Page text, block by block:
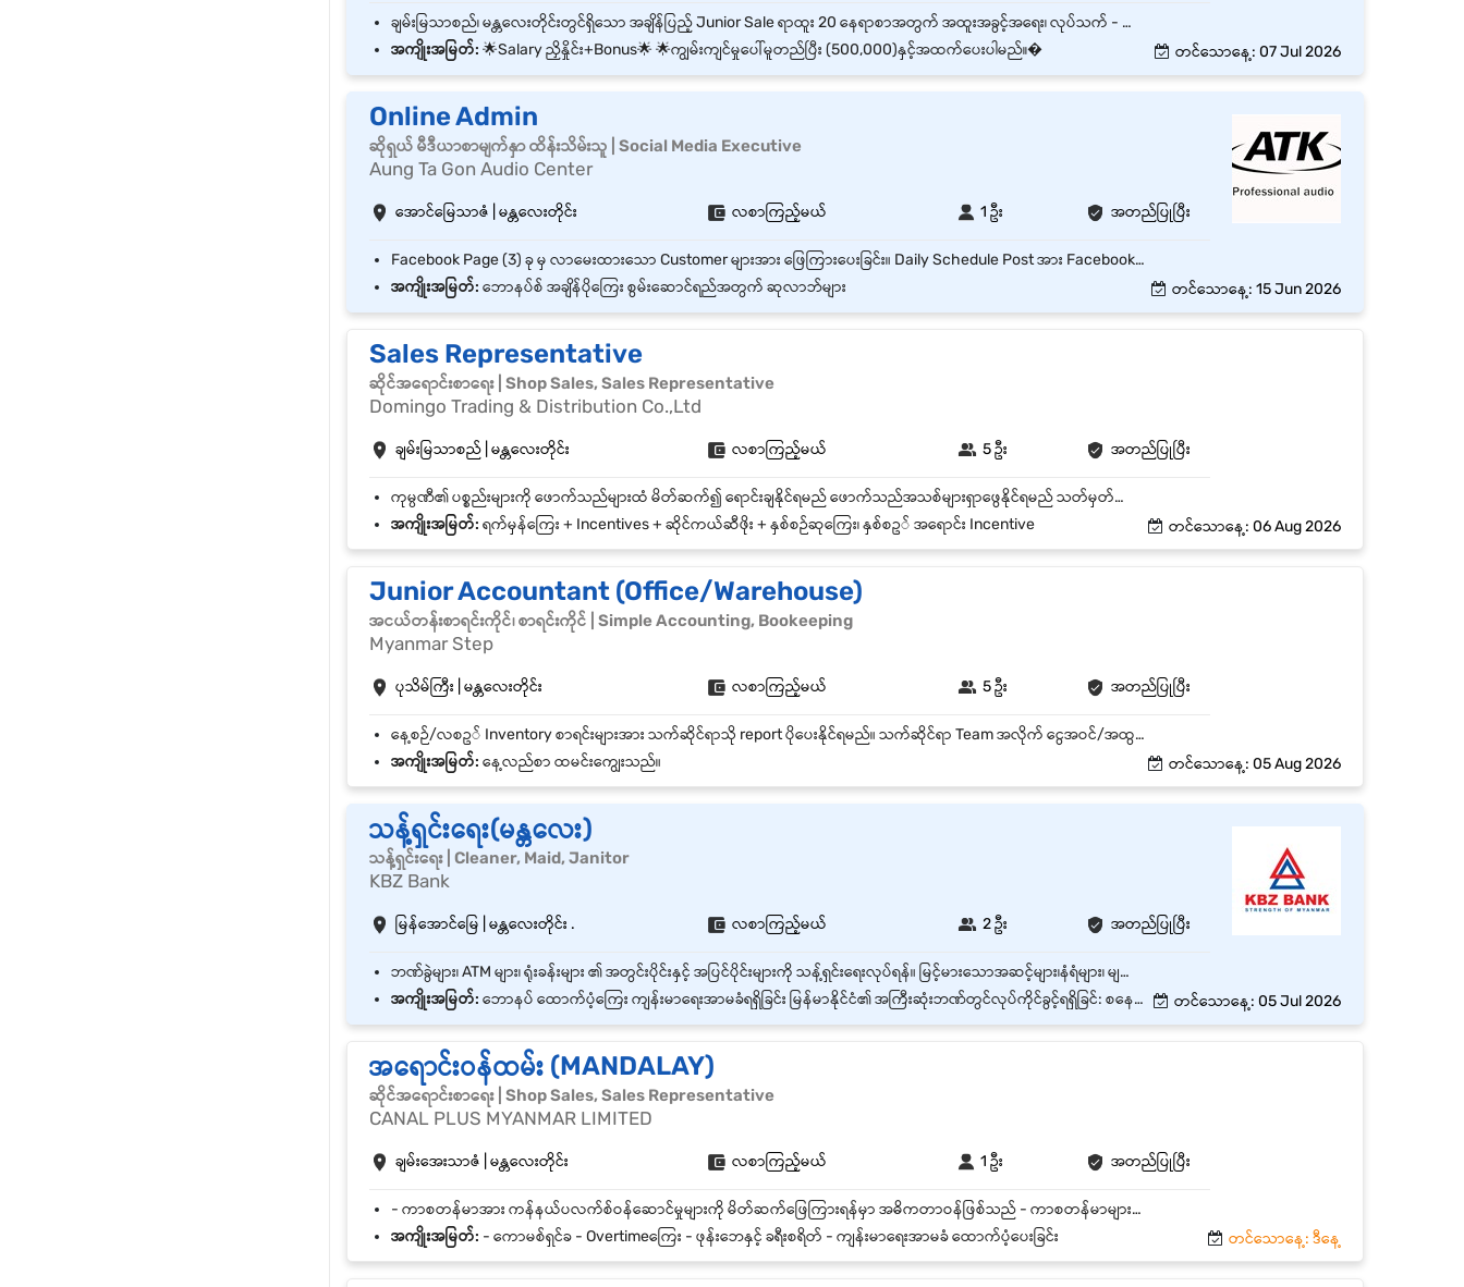
ချမ်းမြသာစည်၊ မန္တလေးတိုင်းတွင်ရှိသော အချိန်ပြည့် Junior Sale ရာထူး 20 နေရာစာအတွက် အထူးအခွင့်အရေး၊ လုပ်သက် - အတွေ့အကြုံရှိ နှင့် လစဉ် လစာကောင်းကောင်းပေးမည်။ Mobile Phone အကြောင်း စိတ်ဝင်စားသူဖြစ်ရမည်။ ဖောက်သည်သစ်များပြုစုပျိုးထောင်ခြင်းနှင့် ဖောက်သည်ဟောင်းများကို ထိန်းသိမ်းခြင်းအတွက် တာဝန်ယူရမည်။ ခေါင်းဆောင်မှပေးအပ်သော တာဝန်များကို ပြီးမြောက်အောင် ဆောင်ရွက်နိုင်ရမည် Social App (Facebook,Viber,Tiktok,…)ကျွမ်းကျင်စွာအသုံးပြုတတ်ရမည်။ Orderများလက်ခံရမည်။ Customer များနှင့် အဆင်ပြေစွာ ဆက်ဆံတတ်ရမည်။ပေါင်းသင်းဆက်ဆံရေးကောင်းမွန်သူဖြစ်ရမည်။
အကျိုးအမြတ်: 🌟Salary ညှိနှိုင်း+Bonus🌟 🌟ကျွမ်းကျင်မှုပေါ်မူတည်ပြီး (500,000)နှင့်အထက်ပေးပါမည်၊၊� တင်သောနေ့: 07 Jul 2026
Online Admin
ဆိုရှယ် မီဒီယာစာမျက်နှာ ထိန်းသိမ်းသူ | Social Media Executive
Aung Ta Gon Audio Center
အောင်မြေသာဇံ | မန္တလေးတိုင်း လစာကြည့်မယ် 1 ဦး အတည်ပြုပြီး
Facebook Page (3) ခု မှ လာမေးထားသော Customer များအား ဖြေကြားပေးခြင်း။ Daily Schedule Post အား Facebook Page (3) ခု တွင် တင်ခြင်း။ ဝယ်ယူ အားပေးထားသော အရောင်းပုံများအား Aung Ta Gon Group တွင် တင်ခြင်း။ Tiktok အတွက် Content Video ရိုက်ကူးရာတွင် ကူညီပေးခြင်း။ ရိုက်ကူးထားသော Video အား Edit ၍ Tiktok တွင် တင်ခြင်း။ Youtube Channel အတွက် Video ရိုက်ကူးရာတွင်ကူညီရိုက်ကူးပေးခြင်း။ Model အသစ်ရောက်လာသော Product များအား ဓာတ်ပုံ ရိုက်၍ Website တွင် တင်ခြင်း။ နေ့စဉ် Chatbox မှ မေးထားသော Customer List အား မှတ်တမ်းယူ Report ရေးခြင်း။
အကျိုးအမြတ်: ဘောနပ်စ် အချိန်ပိုကြေး စွမ်းဆောင်ရည်အတွက် ဆုလာဘ်များ တင်သောနေ့: 15 Jun 2026
Sales Representative
ဆိုင်အရောင်းစာရေး | Shop Sales, Sales Representative
Domingo Trading & Distribution Co.,Ltd
ချမ်းမြသာစည် | မန္တလေးတိုင်း လစာကြည့်မယ် 5 ဦး အတည်ပြုပြီး
ကုမ္ပဏီ၏ ပစ္စည်းများကို ဖောက်သည်များထံ မိတ်ဆက်၍ ရောင်းချနိုင်ရမည် ဖောက်သည်အသစ်များရှာဖွေနိုင်ရမည် သတ်မှတ်ထားသော အရောင်း Target ပြည့်မီအောင် လုပ်နိုင်ရမည် ကုမ္ပဏီ၏ စည်းမျဉ်းစည်းကမ်းများအား လိုက်နာနိုင်ရမည် အထက်လူကြီးမှ ပေးအပ်သော တာဝန်များအားထမ်းဆောင်နိုင်ရမည် အသင်းအဖွဲ့နှင့် လုပ်နိုင်ရမည်၊၊
အကျိုးအမြတ်: ရက်မှန်ကြေး + Incentives + ဆိုင်ကယ်ဆီဖိုး + နှစ်စဉ်ဆုကြေး၊ နှစ်စဥ် အရောင်း Incentive တင်သောနေ့: 06 Aug 2026
‎Junior Accountant (Office/Warehouse)
အငယ်တန်းစာရင်းကိုင်၊ စာရင်းကိုင် | Simple Accounting, Bookeeping
Myanmar Step
ပုသိမ်ကြီး | မန္တလေးတိုင်း လစာကြည့်မယ် 5 ဦး အတည်ပြုပြီး
နေ့စဉ်/လစဥ် Inventory စာရင်းများအား သက်ဆိုင်ရာသို report ပိုပေးနိုင်ရမည်။ သက်ဆိုင်ရာ Team အလိုက် ငွေအဝင်/အထွက်များအားစာရင်းရေးသွင်းရခြင်း လုပ်ငန်းလိုအပ်ချက်အရ အခါအားလျော်စွာ ချမှတ်ပေးထားသော အလုပ်တာ၀န်များကို အချိန်မှီဆောင်ရွက်ပေးနိုင်ရမည်။
အကျိုးအမြတ်: နေ့လည်စာ ထမင်းကျွေးသည်။ တင်သောနေ့: 05 Aug 2026
သန့်ရှင်းရေး(မန္တလေး)
သန့်ရှင်းရေး | Cleaner, Maid, Janitor
KBZ Bank
မြန်အောင်မြေ | မန္တလေးတိုင်း . လစာကြည့်မယ် 2 ဦး အတည်ပြုပြီး
ဘဏ်ခွဲများ၊ ATM များ၊ ရုံးခန်းများ ၏ အတွင်းပိုင်းနှင့် အပြင်ပိုင်းများကို သန့်ရှင်းရေးလုပ်ရန်။ မြင့်မားသောအဆင့်များ၊နံရံများ၊ မျက်နှာကျက်များ၊ ပြတင်းပေါက်များ၊ အဖုံးအအုပ် (အကာ) များ၊ သံမဏိ၊ ကူရှင်များနှင့် လိုအပ်ပါက သီးသန့်တောင်းဆိုမှုများကိုလည်းသန့်ရှင်းပေးရန်။ အဆောက်အဦးဝန်းကျင်ဧရိယာများနှင့် ပြင်ပနံရံများအပါအဝင် ဘဏ်ခွဲများ၏ဆိုင်းဘုတ်များကို သန့်ရှင်းပေးရန်။ ဘဏ်ခွဲများတွင် လိုအပ်သလို Deep Cleaning လုပ်ပေးရန်။ မြန်အောင်မြေ၊ မန္တလေးတိုင်းတွင်ရှိသော ရာထူး 1 နေရာစာအတွက် အထူးအခွင့်အရေး၊ လုပ်သက် - အတွေ့အကြုံမရှိလဲလျှောက်ထားနိုင်ပါသည်။
အကျိုးအမြတ်: ဘောနပ် ထောက်ပံ့ကြေး ကျန်းမာရေးအာမခံရရှိခြင်း မြန်မာနိုင်ငံ၏ အကြီးဆုံးဘဏ်တွင်လုပ်ကိုင်ခွင့်ရရှိခြင်: စနေ၊တနင်္ဂနွေနှင့် အစိုးရရုံးပိတ်ရက် ပိတ်သည် တင်သောနေ့: 05 Jul 2026
အရောင်းဝန်ထမ်း (MANDALAY)
ဆိုင်အရောင်းစာရေး | Shop Sales, Sales Representative
CANAL PLUS MYANMAR LIMITED
ချမ်းအေးသာဇံ | မန္တလေးတိုင်း လစာကြည့်မယ် 1 ဦး အတည်ပြုပြီး
- ကာစတန်မာအား ကန်နယ်ပလက်စ်ဝန်ဆောင်မှုများကို မိတ်ဆက်ဖြေကြားရန်မှာ အဓိကတာဝန်ဖြစ်သည် - ကာစတန်မာများအားကုမ္ပဏီ၏ ဝန်ဆောင်မှုများအား ကြိုဆိုရန်ရှင်းပြရန် - ကာစတန်မာများအား ဝယ်ယူစေရန် သွက်သွက်လက်လက်ဖြင့်ရောင်းနိုင်ရန် - ကာစတန်မာ၏မေးမြန်းမှုများအား လိုလေးသေးမရှိဖြေကြားနိုင်ခြင်း - မန်နေဂျာချမှတ်သည့် အရောင်းပိုင်းဆိုင်ရာတာဝန်များကို လုပ်ဆောင်နိုင်ခြင်း - အရောင်းပြခန်း၏ အရောင်းပန်းတိုင်များဖြစ်မြောက်အောင် အဖွဲ့သားများနှင့်ပေါင်းစည်းလုပ်ကိုင်ခြင်း - အခြားသော အရောင်းနှင့်သက်ဆိုင်ရာ အဖွဲ့များနင့်အတူတူလုပ်ကိုင်ခြင်း
အကျိုးအမြတ်: - ကောမစ်ရှင်ခ - Overtimeကြေး - ဖုန်းဘေနှင့် ခရီးစရိတ် - ကျန်းမာရေးအာမခံ ထောက်ပံ့ပေးခြင်း တင်သောနေ့: ဒီနေ့